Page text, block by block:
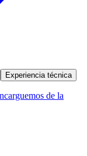
Experiencia técnica
de la